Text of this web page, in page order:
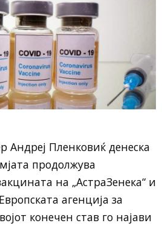
Андреј Пленковиќ денеска
продолжува
на „АстраЗенека“ и
агенција за
конечен став го најави